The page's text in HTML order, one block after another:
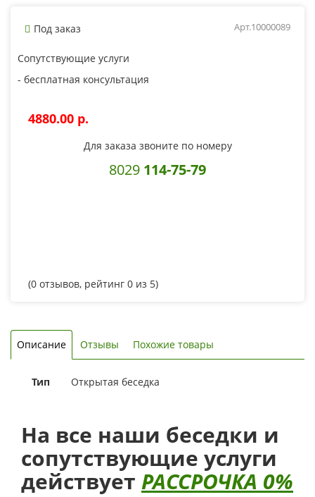
Под заказ Арт.10000089
Сопутствующие услуги
- бесплатная консультация
4880.00 p.
Для заказа звоните по номеру
8029 114-75-79
(0 отзывов, рейтинг 0 из 5)
Описание Отзывы Похожие товары
Тип Открытая беседка
На все наши беседки и
сопутствующие услуги
действует РАССРОЧКА 0%